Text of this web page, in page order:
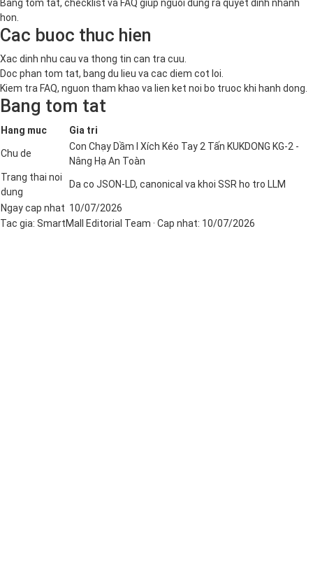
Bang tom tat, checklist va FAQ giup nguoi dung ra quyet dinh nhanh
hon.
Cac buoc thuc hien
Xac dinh nhu cau va thong tin can tra cuu.
Doc phan tom tat, bang du lieu va cac diem cot loi.
Kiem tra FAQ, nguon tham khao va lien ket noi bo truoc khi hanh dong.
Bang tom tat
Hang muc Gia tri
Chu de
Con Chạy Dầm I Xích Kéo Tay 2 Tấn KUKDONG KG-2 -
Nâng Hạ An Toàn
Trang thai noi
dung
Da co JSON-LD, canonical va khoi SSR ho tro LLM
Ngay cap nhat 10/07/2026
Tac gia: SmartMall Editorial Team · Cap nhat: 10/07/2026